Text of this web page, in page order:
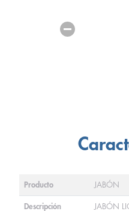
Producto JABÓN
Descripción
JABÓN